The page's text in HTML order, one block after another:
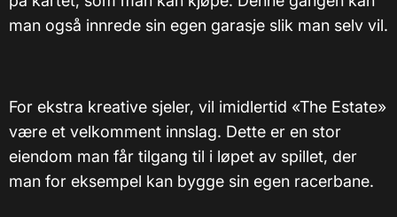
man også innrede sin egen garasje slik man selv vil.
For ekstra kreative sjeler, vil imidlertid «The Estate»
være et velkomment innslag. Dette er en stor
eiendom man får tilgang til i løpet av spillet, der
man for eksempel kan bygge sin egen racerbane.